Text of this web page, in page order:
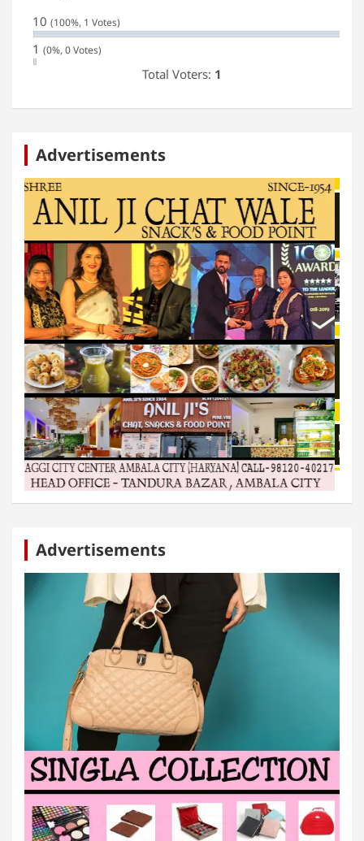
10 (100%, 1 Votes)
1 (0%, 0 Votes)
Total Voters: 1
Advertisements
Advertisements